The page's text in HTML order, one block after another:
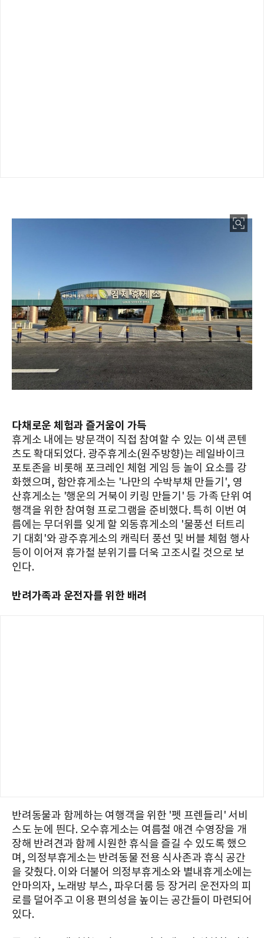
다채로운 체험과 즐거움이 가득
휴게소 내에는 방문객이 직접 참여할 수 있는 이색 콘텐
츠도 확대되었다. 광주휴게소(원주방향)는 레일바이크
포토존을 비롯해 포크레인 체험 게임 등 놀이 요소를 강
화했으며, 함안휴게소는 '나만의 수박부채 만들기', 영
산휴게소는 '행운의 거북이 키링 만들기' 등 가족 단위 여
행객을 위한 참여형 프로그램을 준비했다. 특히 이번 여
름에는 무더위를 잊게 할 외동휴게소의 '물풍선 터트리
기 대회'와 광주휴게소의 캐릭터 풍선 및 버블 체험 행사
등이 이어져 휴가철 분위기를 더욱 고조시킬 것으로 보
인다.
반려가족과 운전자를 위한 배려
반려동물과 함께하는 여행객을 위한 '펫 프렌들리' 서비
스도 눈에 띈다. 오수휴게소는 여름철 애견 수영장을 개
장해 반려견과 함께 시원한 휴식을 즐길 수 있도록 했으
며, 의정부휴게소는 반려동물 전용 식사존과 휴식 공간
을 갖췄다. 이와 더불어 의정부휴게소와 별내휴게소에는
안마의자, 노래방 부스, 파우더룸 등 장거리 운전자의 피
로를 덜어주고 이용 편의성을 높이는 공간들이 마련되어
있다.